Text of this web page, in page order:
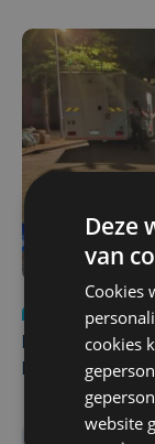
Nieuws
di
Man en vrouw
Pieters Brugge
Deze
van
Cookies
cookies
website